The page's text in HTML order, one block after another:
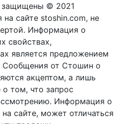
защищены © 2021
сайте stoshin.com, не
Информация о
свойствах,
является предложением
Сообщения от Стошин о
акцептом, а лишь
том, что запрос
Информация о
сайте, может отличаться